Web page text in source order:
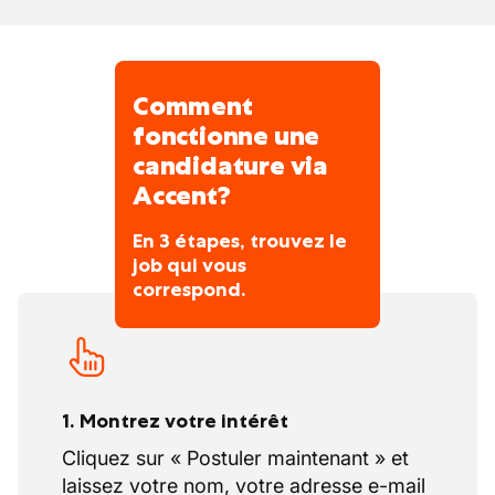
complexes.
Participation active à la réflexion sur
l’optimisation dans le domaine technique.
Assistance à la supervision de 2 à 3
ouvriers pour des tâches de maintenance
simples et coordination des réparations
ou petits projets.
Comment
fonctionne une
candidature via
Accent?
En 3 étapes, trouvez le
job qui vous
correspond.
1. Montrez votre intérêt
Cliquez sur « Postuler maintenant » et
laissez votre nom, votre adresse e-mail